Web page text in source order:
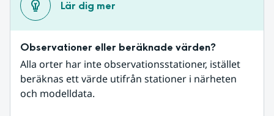
Lär dig mer
Observationer eller beräknade värden?
Alla orter har inte observationsstationer, istället
beräknas ett värde utifrån stationer i närheten
och modelldata.